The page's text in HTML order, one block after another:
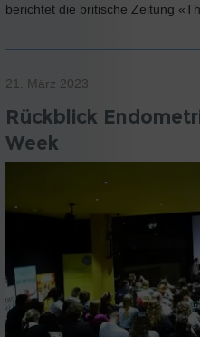
berichtet die britische Zeitung
21. März 2023
Rückblick
Week